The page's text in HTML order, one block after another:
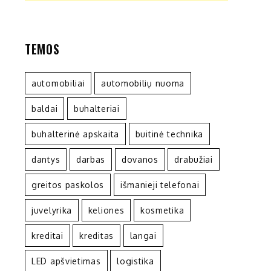
TEMOS
automobiliai automobilių nuoma
baldai buhalteriai
buhalterinė apskaita buitinė technika
dantys darbas dovanos drabužiai
greitos paskolos išmanieji telefonai
juvelyrika keliones kosmetika
kreditai kreditas langai
LED apšvietimas logistika